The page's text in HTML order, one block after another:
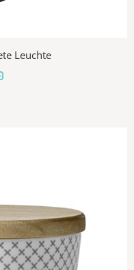
Leuchte